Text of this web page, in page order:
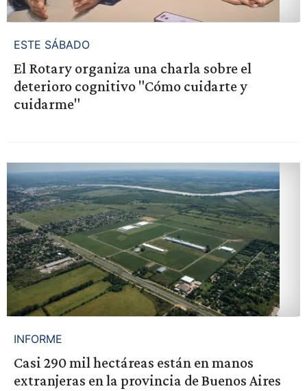
ESTE SÁBADO
El Rotary organiza una charla sobre el
deterioro cognitivo "Cómo cuidarte y
cuidarme"
INFORME
Casi 290 mil hectáreas están en manos
extranjeras en la provincia de Buenos Aires